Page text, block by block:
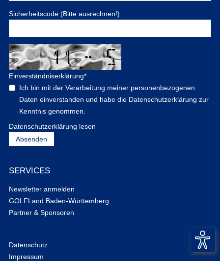
Sicherheitscode (Bitte ausrechnen!)
Einverständniserklärung*
Ich bin mit der Verarbeitung meiner personenbezogenen
Daten einverstanden und habe die Datenschutzerklärung zur
Kenntnis genommen.
Datenschutzerklärung lesen
SERVICES
Newsletter anmelden
GOLFLand Baden-Württemberg
Partner & Sponsoren
Datenschutz
Impressum